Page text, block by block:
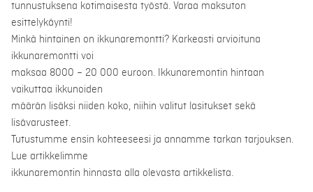
tunnustuksena kotimaisesta työstä. Varaa maksuton
esittelykäynti!
Minkä hintainen on ikkunaremontti? Karkeasti arvioituna
ikkunaremontti voi
maksaa 8000 – 20 000 euroon. Ikkunaremontin hintaan
vaikuttaa ikkunoiden
määrän lisäksi niiden koko, niihin valitut lasitukset sekä
lisävarusteet.
Tutustumme ensin kohteeseesi ja annamme tarkan tarjouksen.
Lue artikkelimme
ikkunaremontin hinnasta alla olevasta artikkelista.